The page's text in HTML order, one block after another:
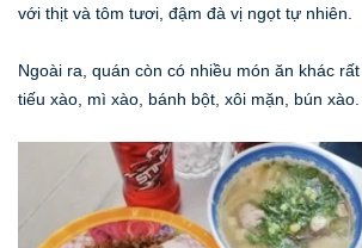
với thịt và tôm tươi, đậm đà vị ngọt tự nhiên.
Ngoài ra, quán còn có nhiều món ăn khác
tiếu xào, mì xào, bánh bột, xôi mặn, bún xào.